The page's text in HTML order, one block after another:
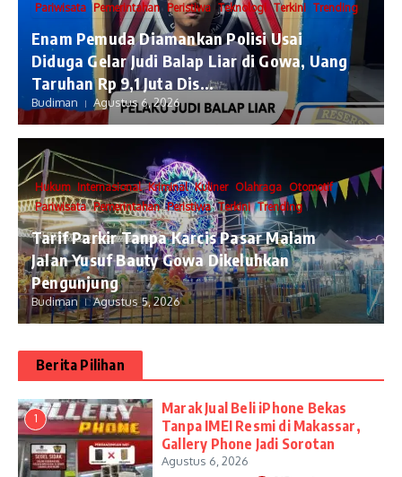
Pariwisata Pemerintahan Peristiwa Teknologi Terkini Trending
Enam Pemuda Diamankan Polisi Usai
Diduga Gelar Judi Balap Liar di Gowa, Uang
Taruhan Rp 9,1 Juta Dis...
Budiman Agustus 6, 2026
Hukum Internasional Kriminal Kuliner Olahraga Otomotif
Pariwisata Pemerintahan Peristiwa Terkini Trending
Tarif Parkir Tanpa Karcis Pasar Malam
Jalan Yusuf Bauty Gowa Dikeluhkan
Pengunjung
Budiman Agustus 5, 2026
Berita Pilihan
1
​Marak Jual Beli iPhone Bekas
Tanpa IMEI Resmi di Makassar,
Gallery Phone Jadi Sorotan
Agustus 6, 2026